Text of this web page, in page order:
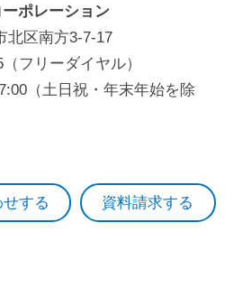
ポレーション
区南方3-7-17
フリーダイヤル）
（土日祝・年末年始を除
する 資料請求する